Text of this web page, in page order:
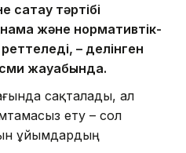
тәртібі
және нормативтік-
реттеледі, – делінген
жауабында.
сақталады, ал
ету – сол
ұйымдардың